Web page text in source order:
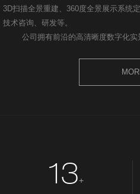
3D扫描全景重建、360度全景展示系统
技术咨询、研发等。
公司拥有前沿的高清晰度数字化实
13+